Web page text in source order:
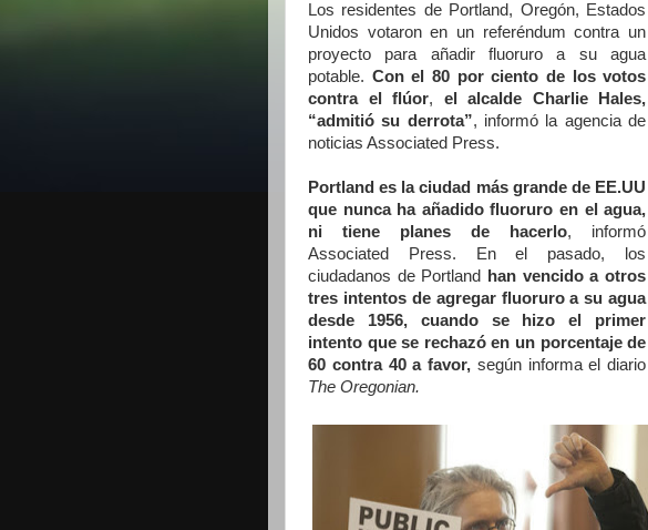
Los residentes de Portland, Oregón, Estados
Unidos votaron en un referéndum contra un
proyecto para añadir fluoruro a su agua
potable. Con el 80 por ciento de los votos
contra el flúor, el alcalde Charlie Hales,
“admitió su derrota”, informó la agencia de
noticias Associated Press.
Portland es la ciudad más grande de EE.UU
que nunca ha añadido fluoruro en el agua,
ni tiene planes de hacerlo, informó
Associated Press. En el pasado, los
ciudadanos de Portland han vencido a otros
tres intentos de agregar fluoruro a su agua
desde 1956, cuando se hizo el primer
intento que se rechazó en un porcentaje de
60 contra 40 a favor, según informa el diario
The Oregonian.